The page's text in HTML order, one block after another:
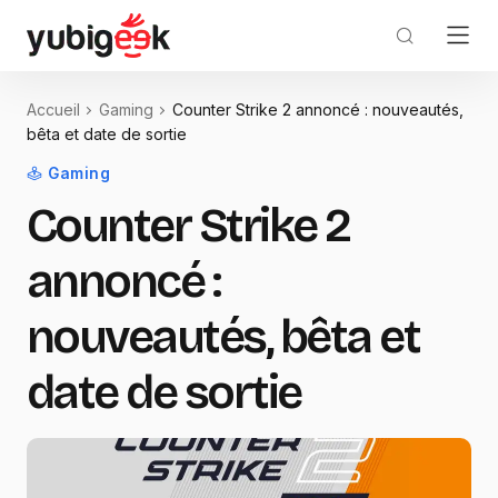
Accueil Gaming
Counter Strike 2 annoncé : nouveautés,
bêta et date de sortie
Gaming
Counter Strike 2
annoncé :
nouveautés, bêta et
date de sortie